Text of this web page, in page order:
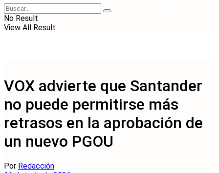
No Result
View All Result
VOX advierte que Santander
no puede permitirse más
retrasos en la aprobación de
un nuevo PGOU
Por Redacción